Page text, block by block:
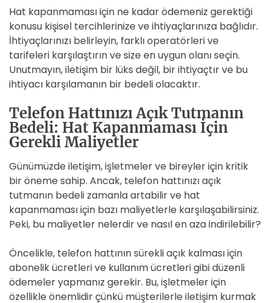
Hat kapanmaması için ne kadar ödemeniz gerektiği
konusu kişisel tercihlerinize ve ihtiyaçlarınıza bağlıdır.
İhtiyaçlarınızı belirleyin, farklı operatörleri ve
tarifeleri karşılaştırın ve size en uygun olanı seçin.
Unutmayın, iletişim bir lüks değil, bir ihtiyaçtır ve bu
ihtiyacı karşılamanın bir bedeli olacaktır.
Telefon Hattınızı Açık Tutmanın
Bedeli: Hat Kapanmaması İçin
Gerekli Maliyetler
Günümüzde iletişim, işletmeler ve bireyler için kritik
bir öneme sahip. Ancak, telefon hattınızı açık
tutmanın bedeli zamanla artabilir ve hat
kapanmaması için bazı maliyetlerle karşılaşabilirsiniz.
Peki, bu maliyetler nelerdir ve nasıl en aza indirilebilir?
Öncelikle, telefon hattının sürekli açık kalması için
abonelik ücretleri ve kullanım ücretleri gibi düzenli
ödemeler yapmanız gerekir. Bu, işletmeler için
özellikle önemlidir çünkü müşterilerle iletişim kurmak